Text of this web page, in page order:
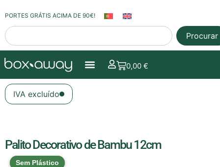
PORTES GRÁTIS ACIMA DE 90€!
Procurar
0,00€
IVA excluído
Palito Decorativo de Bambu 12cm
Sem Plástico